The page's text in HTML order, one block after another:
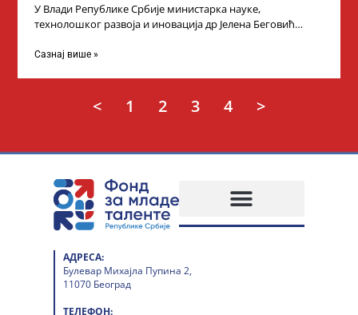
У Влади Републике Србије министарка науке,
технолошког развоја и иновација др Јелена Беговић
Сазнај више »
< 1 2 3 4 >
АДРЕСА:
Булевар Михајла Пупина 2,
11070 Београд
ТЕЛЕФОН: